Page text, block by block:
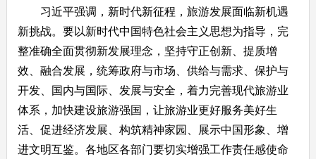
习近平强调，新时代新征程，旅游发展面临新机遇
新挑战。要以新时代中国特色社会主义思想为指导，完
整准确全面贯彻新发展理念，坚持守正创新、提质增
效、融合发展，统筹政府与市场、供给与需求、保护与
开发、国内与国际、发展与安全，着力完善现代旅游业
体系，加快建设旅游强国，让旅游业更好服务美好生
活、促进经济发展、构筑精神家园、展示中国形象、增
进文明互鉴。各地区各部门要切实增强工作责任感使命